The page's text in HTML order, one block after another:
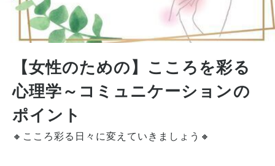
【女性のための】こころを彩る
心理学～コミュニケーションの
ポイント
🔸こころ彩る日々に変えていきましょう🔸